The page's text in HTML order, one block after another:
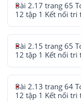
Bài 2.17 trang 65
12 tập 1 Kết nối tri
Bài 2.15 trang 65
12 tập 1 Kết nối tri
Bài 2.13 trang 64
12 tập 1 Kết nối tri